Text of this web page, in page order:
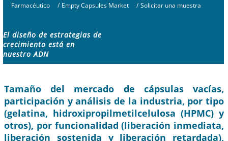
Farmacéutico / Empty Capsules Market / Solicitar una muestra
El diseño de estrategias de
crecimiento está en
nuestro ADN
Tamaño del mercado de cápsulas vacías,
participación y análisis de la industria, por tipo
(gelatina, hidroxipropilmetilcelulosa (HPMC) y
otros), por funcionalidad (liberación inmediata,
liberación sostenida y liberación retardada),